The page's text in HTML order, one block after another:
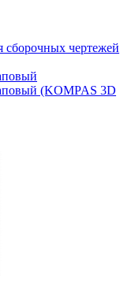
сборочных чертежей
(KOMPAS 3D